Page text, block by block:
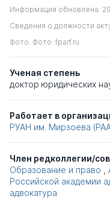
Информация обновлена:
Сведения о должности
Фото: Фото: fparf.ru
Ученая степень
доктор юридических
Работает в
РУАН им. Мирзоева
Член редколлегии/
Образование и право
Российской академии
адвокатура